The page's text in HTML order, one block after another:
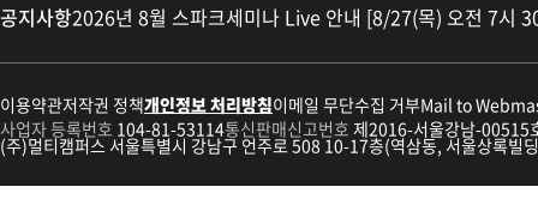
공지사항2026년 8월 스파크세미나 Live 안내 [8/27(목) 오전 7시
이용약관저작권 정책개인정보 처리방침이메일 무단수집 거부Mail to
사업자 등록번호 104-81-53114통신판매신고번호 제2016-서울강남-00515
(주)멀티캠퍼스 서울특별시 강남구 언주로 508 10-17층(역삼동, 서울상록빌